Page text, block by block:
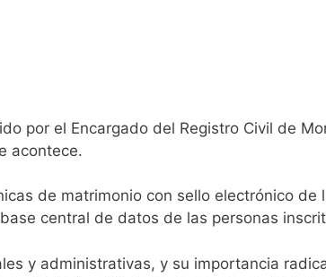
por el Encargado del Registro Civil de
acontece.
de matrimonio con sello electrónico
central de datos de las personas
y administrativas, y su importancia